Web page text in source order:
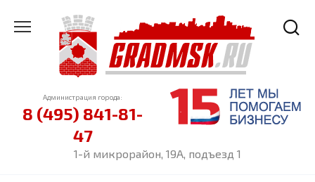
содержанию
Администрация города:
8 (495) 841-81-
47
1-й микрорайон, 19А, подъезд 1